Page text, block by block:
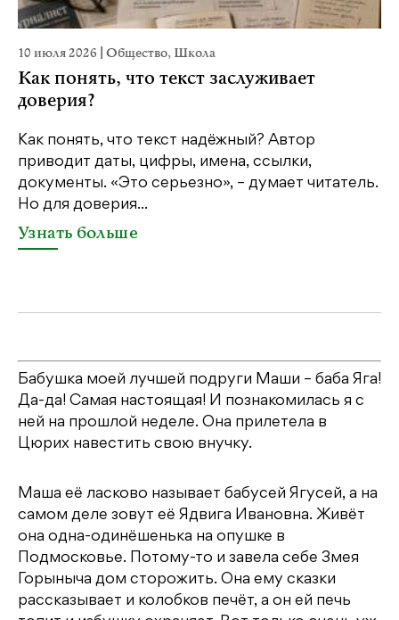
10 июля 2026 Общество, Школа
Как понять, что текст заслуживает
доверия?
Как понять, что текст надёжный? Автор
приводит даты, цифры, имена, ссылки,
документы. «Это серьезно», – думает читатель.
Но для доверия...
Узнать больше
Бабушка моей лучшей подруги Маши – баба Яга!
Да-да! Самая настоящая! И познакомилась я с
ней на прошлой неделе. Она прилетела в
Цюрих навестить свою внучку.
Маша её ласково называет бабусей Ягусей, а на
самом деле зовут её Ядвига Ивановна. Живёт
она одна-одинёшенька на опушке в
Подмосковье. Потому-то и завела себе Змея
Горыныча дом сторожить. Она ему сказки
рассказывает и колобков печёт, а он ей печь